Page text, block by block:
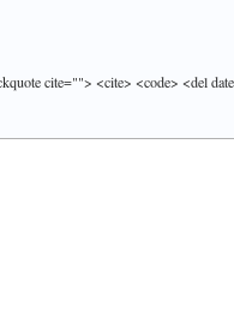
cite=""> <cite> <code> <del